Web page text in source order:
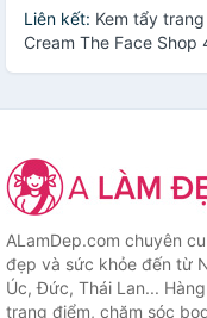
Liên kết: Kem tẩy
Cream The Face Shop
ALamDep.com chuyên
đẹp và sức khỏe đến từ
Úc, Đức, Thái Lan...
trang điểm, chăm sóc